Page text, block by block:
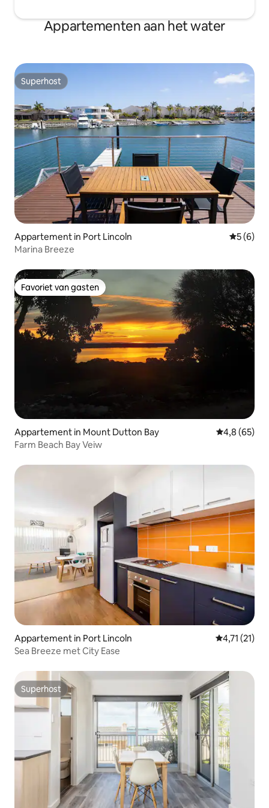
Appartementen aan het water
Superhost
Superhost
Appartement in Port Lincoln
5 (6)
Marina Breeze
Favoriet van gasten
Favoriet van gasten
Appartement in Mount Dutton Bay Gemiddelde
4,8 (65)
Farm Beach Bay Veiw
Appartement in Port Lincoln Gemiddelde
4,71 (21)
Sea Breeze met City Ease
Superhost
Superhost